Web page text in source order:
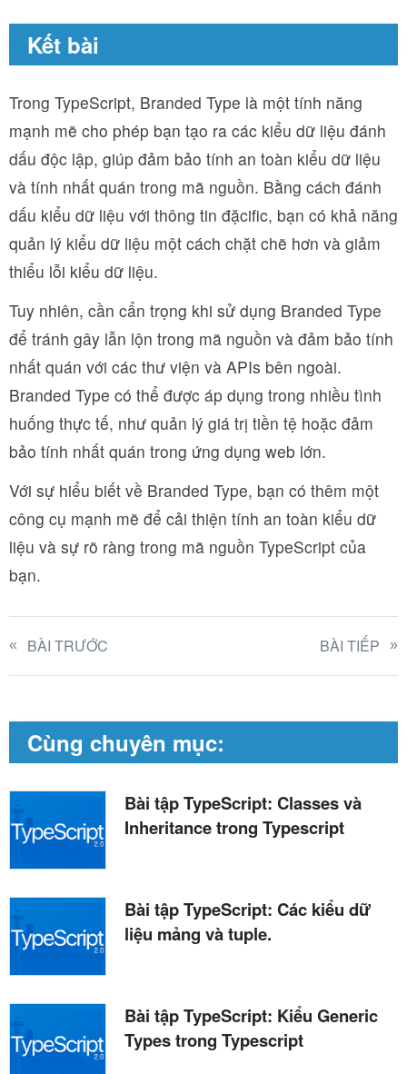
Kết bài
Trong TypeScript, Branded Type là một tính năng
mạnh mẽ cho phép bạn tạo ra các kiểu dữ liệu đánh
dấu độc lập, giúp đảm bảo tính an toàn kiểu dữ liệu
và tính nhất quán trong mã nguồn. Bằng cách đánh
dấu kiểu dữ liệu với thông tin đặcific, bạn có khả năng
quản lý kiểu dữ liệu một cách chặt chẽ hơn và giảm
thiểu lỗi kiểu dữ liệu.
Tuy nhiên, cần cẩn trọng khi sử dụng Branded Type
để tránh gây lẫn lộn trong mã nguồn và đảm bảo tính
nhất quán với các thư viện và APIs bên ngoài.
Branded Type có thể được áp dụng trong nhiều tình
huống thực tế, như quản lý giá trị tiền tệ hoặc đảm
bảo tính nhất quán trong ứng dụng web lớn.
Với sự hiểu biết về Branded Type, bạn có thêm một
công cụ mạnh mẽ để cải thiện tính an toàn kiểu dữ
liệu và sự rõ ràng trong mã nguồn TypeScript của
bạn.
BÀI TRƯỚC BÀI TIẾP
Cùng chuyên mục:
Bài tập TypeScript: Classes và
Inheritance trong Typescript
Bài tập TypeScript: Các kiểu dữ
liệu mảng và tuple.
Bài tập TypeScript: Kiểu Generic
Types trong Typescript